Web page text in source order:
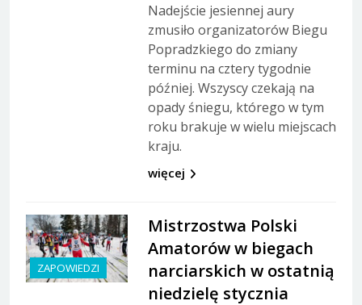
Nadejście jesiennej aury
zmusiło organizatorów Biegu
Popradzkiego do zmiany
terminu na cztery tygodnie
później. Wszyscy czekają na
opady śniegu, którego w tym
roku brakuje w wielu miejscach
kraju.
więcej
ZAPOWIEDZI
Mistrzostwa Polski
Amatorów w biegach
narciarskich w ostatnią
niedzielę stycznia